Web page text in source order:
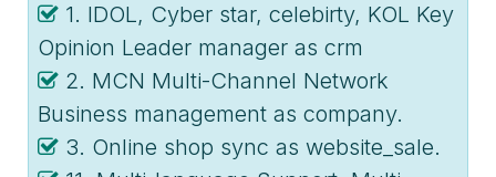
1. IDOL, Cyber star, celebirty, KOL Key
Opinion Leader manager as crm
2. MCN Multi-Channel Network
Business management as company.
3. Online shop sync as website_sale.